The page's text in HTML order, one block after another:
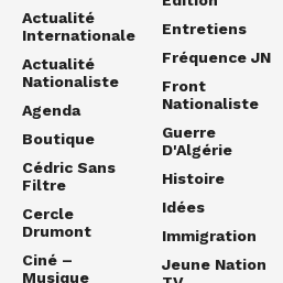
Actualité
Internationale
Actualité
Nationaliste
Agenda
Boutique
Cédric Sans
Filtre
Cercle
Drumont
Ciné –
Musique
Entretiens
Fréquence JN
Front
Nationaliste
Guerre
D'Algérie
Histoire
Idées
Immigration
Jeune Nation